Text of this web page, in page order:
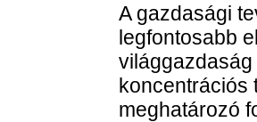
A gazdasági
legfontosabb
koncentrációs
meghatározó